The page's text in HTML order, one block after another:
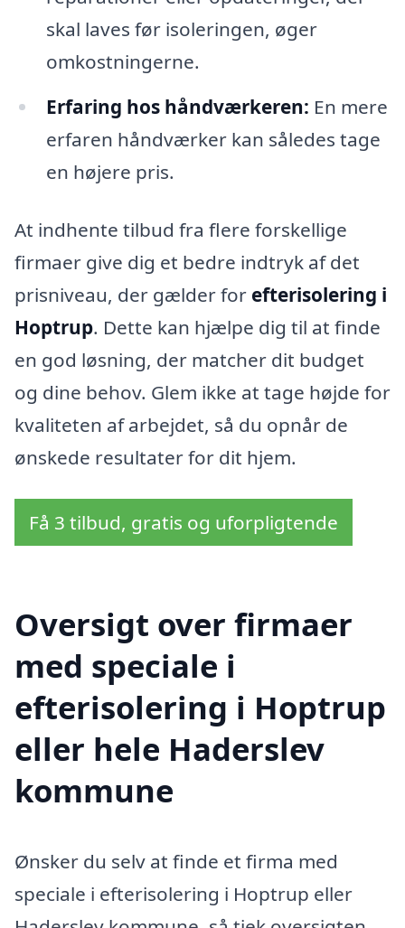
skal laves før isoleringen, øger
omkostningerne.
Erfaring hos håndværkeren: En mere
erfaren håndværker kan således tage
en højere pris.
At indhente tilbud fra flere forskellige
firmaer give dig et bedre indtryk af det
prisniveau, der gælder for efterisolering i
Hoptrup. Dette kan hjælpe dig til at finde
en god løsning, der matcher dit budget
og dine behov. Glem ikke at tage højde for
kvaliteten af arbejdet, så du opnår de
ønskede resultater for dit hjem.
Få 3 tilbud, gratis og uforpligtende
Oversigt over firmaer
med speciale i
efterisolering i Hoptrup
eller hele Haderslev
kommune
Ønsker du selv at finde et firma med
speciale i efterisolering i Hoptrup eller